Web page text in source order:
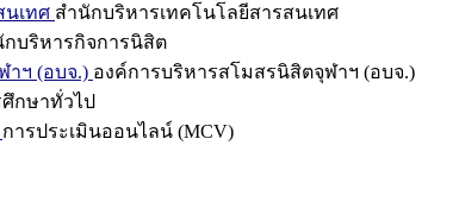
นเทศ สำนักบริหารเทคโนโลยีสารสนเทศ
กบริหารกิจการนิสิต
าฯ (อบจ.) องค์การบริหารสโมสรนิสิตจุฬาฯ (อบจ.)
กษาทั่วไป
การประเมินออนไลน์ (MCV)